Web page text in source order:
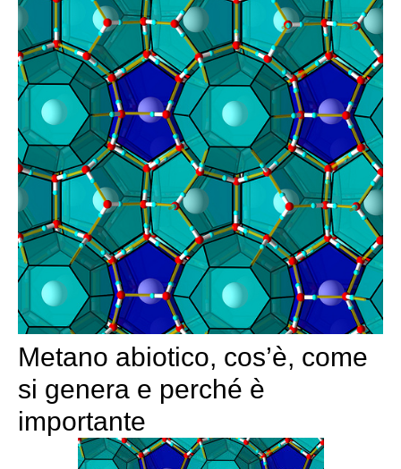
Metano abiotico, cos’è, come
si genera e perché è
importante